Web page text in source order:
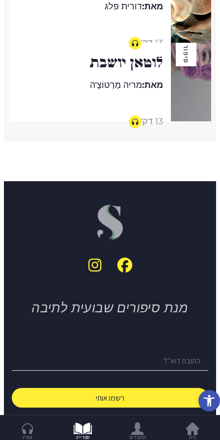
פתח סרגל נגישות
מאת:דורית פלג
13 דק'
סיפור לוטאן יושבת
מאת:מריה מַרְטוֹצָ'ה
13 דק'
מנת סיפורים שבועית לתיבה
בית מחברים ספרייה אודיו